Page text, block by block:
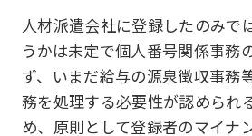
人材派遣会社に登録したのみで
うかは未定で個人番号関係事務
ず、いまだ給与の源泉徴収事務
務を処理する必要性が認められ
め、原則として登録者のマイナ